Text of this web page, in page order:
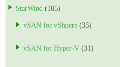
StarWind (105)
vSAN for vShpere (35)
vSAN for Hyper-V (31)